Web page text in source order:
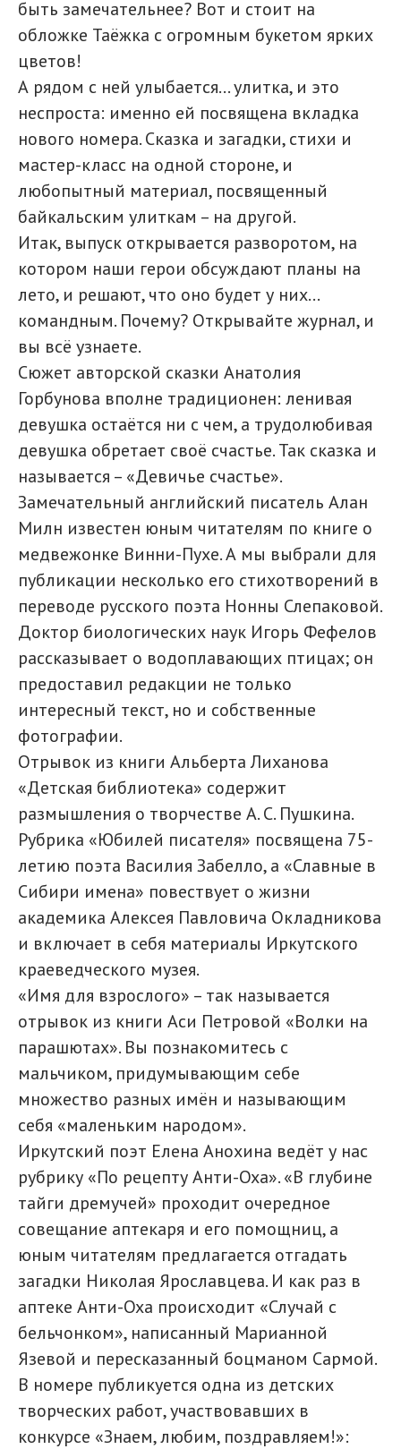
быть замечательнее? Вот и стоит на
обложке Таёжка с огромным букетом ярких
цветов!
А рядом с ней улыбается… улитка, и это
неспроста: именно ей посвящена вкладка
нового номера. Сказка и загадки, стихи и
мастер-класс на одной стороне, и
любопытный материал, посвященный
байкальским улиткам – на другой.
Итак, выпуск открывается разворотом, на
котором наши герои обсуждают планы на
лето, и решают, что оно будет у них…
командным. Почему? Открывайте журнал, и
вы всё узнаете.
Сюжет авторской сказки Анатолия
Горбунова вполне традиционен: ленивая
девушка остаётся ни с чем, а трудолюбивая
девушка обретает своё счастье. Так сказка и
называется – «Девичье счастье».
Замечательный английский писатель Алан
Милн известен юным читателям по книге о
медвежонке Винни-Пухе. А мы выбрали для
публикации несколько его стихотворений в
переводе русского поэта Нонны Слепаковой.
Доктор биологических наук Игорь Фефелов
рассказывает о водоплавающих птицах; он
предоставил редакции не только
интересный текст, но и собственные
фотографии.
Отрывок из книги Альберта Лиханова
«Детская библиотека» содержит
размышления о творчестве А. С. Пушкина.
Рубрика «Юбилей писателя» посвящена 75-
летию поэта Василия Забелло, а «Славные в
Сибири имена» повествует о жизни
академика Алексея Павловича Окладникова
и включает в себя материалы Иркутского
краеведческого музея.
«Имя для взрослого» – так называется
отрывок из книги Аси Петровой «Волки на
парашютах». Вы познакомитесь с
мальчиком, придумывающим себе
множество разных имён и называющим
себя «маленьким народом».
Иркутский поэт Елена Анохина ведёт у нас
рубрику «По рецепту Анти-Оха». «В глубине
тайги дремучей» проходит очередное
совещание аптекаря и его помощниц, а
юным читателям предлагается отгадать
загадки Николая Ярославцева. И как раз в
аптеке Анти-Оха происходит «Случай с
бельчонком», написанный Марианной
Язевой и пересказанный боцманом Сармой.
В номере публикуется одна из детских
творческих работ, участвовавших в
конкурсе «Знаем, любим, поздравляем!»: